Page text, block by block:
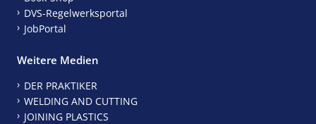
DVS-Regelwerksportal
JobPortal
Weitere Medien
DER PRAKTIKER
WELDING AND CUTTING
JOINING PLASTICS